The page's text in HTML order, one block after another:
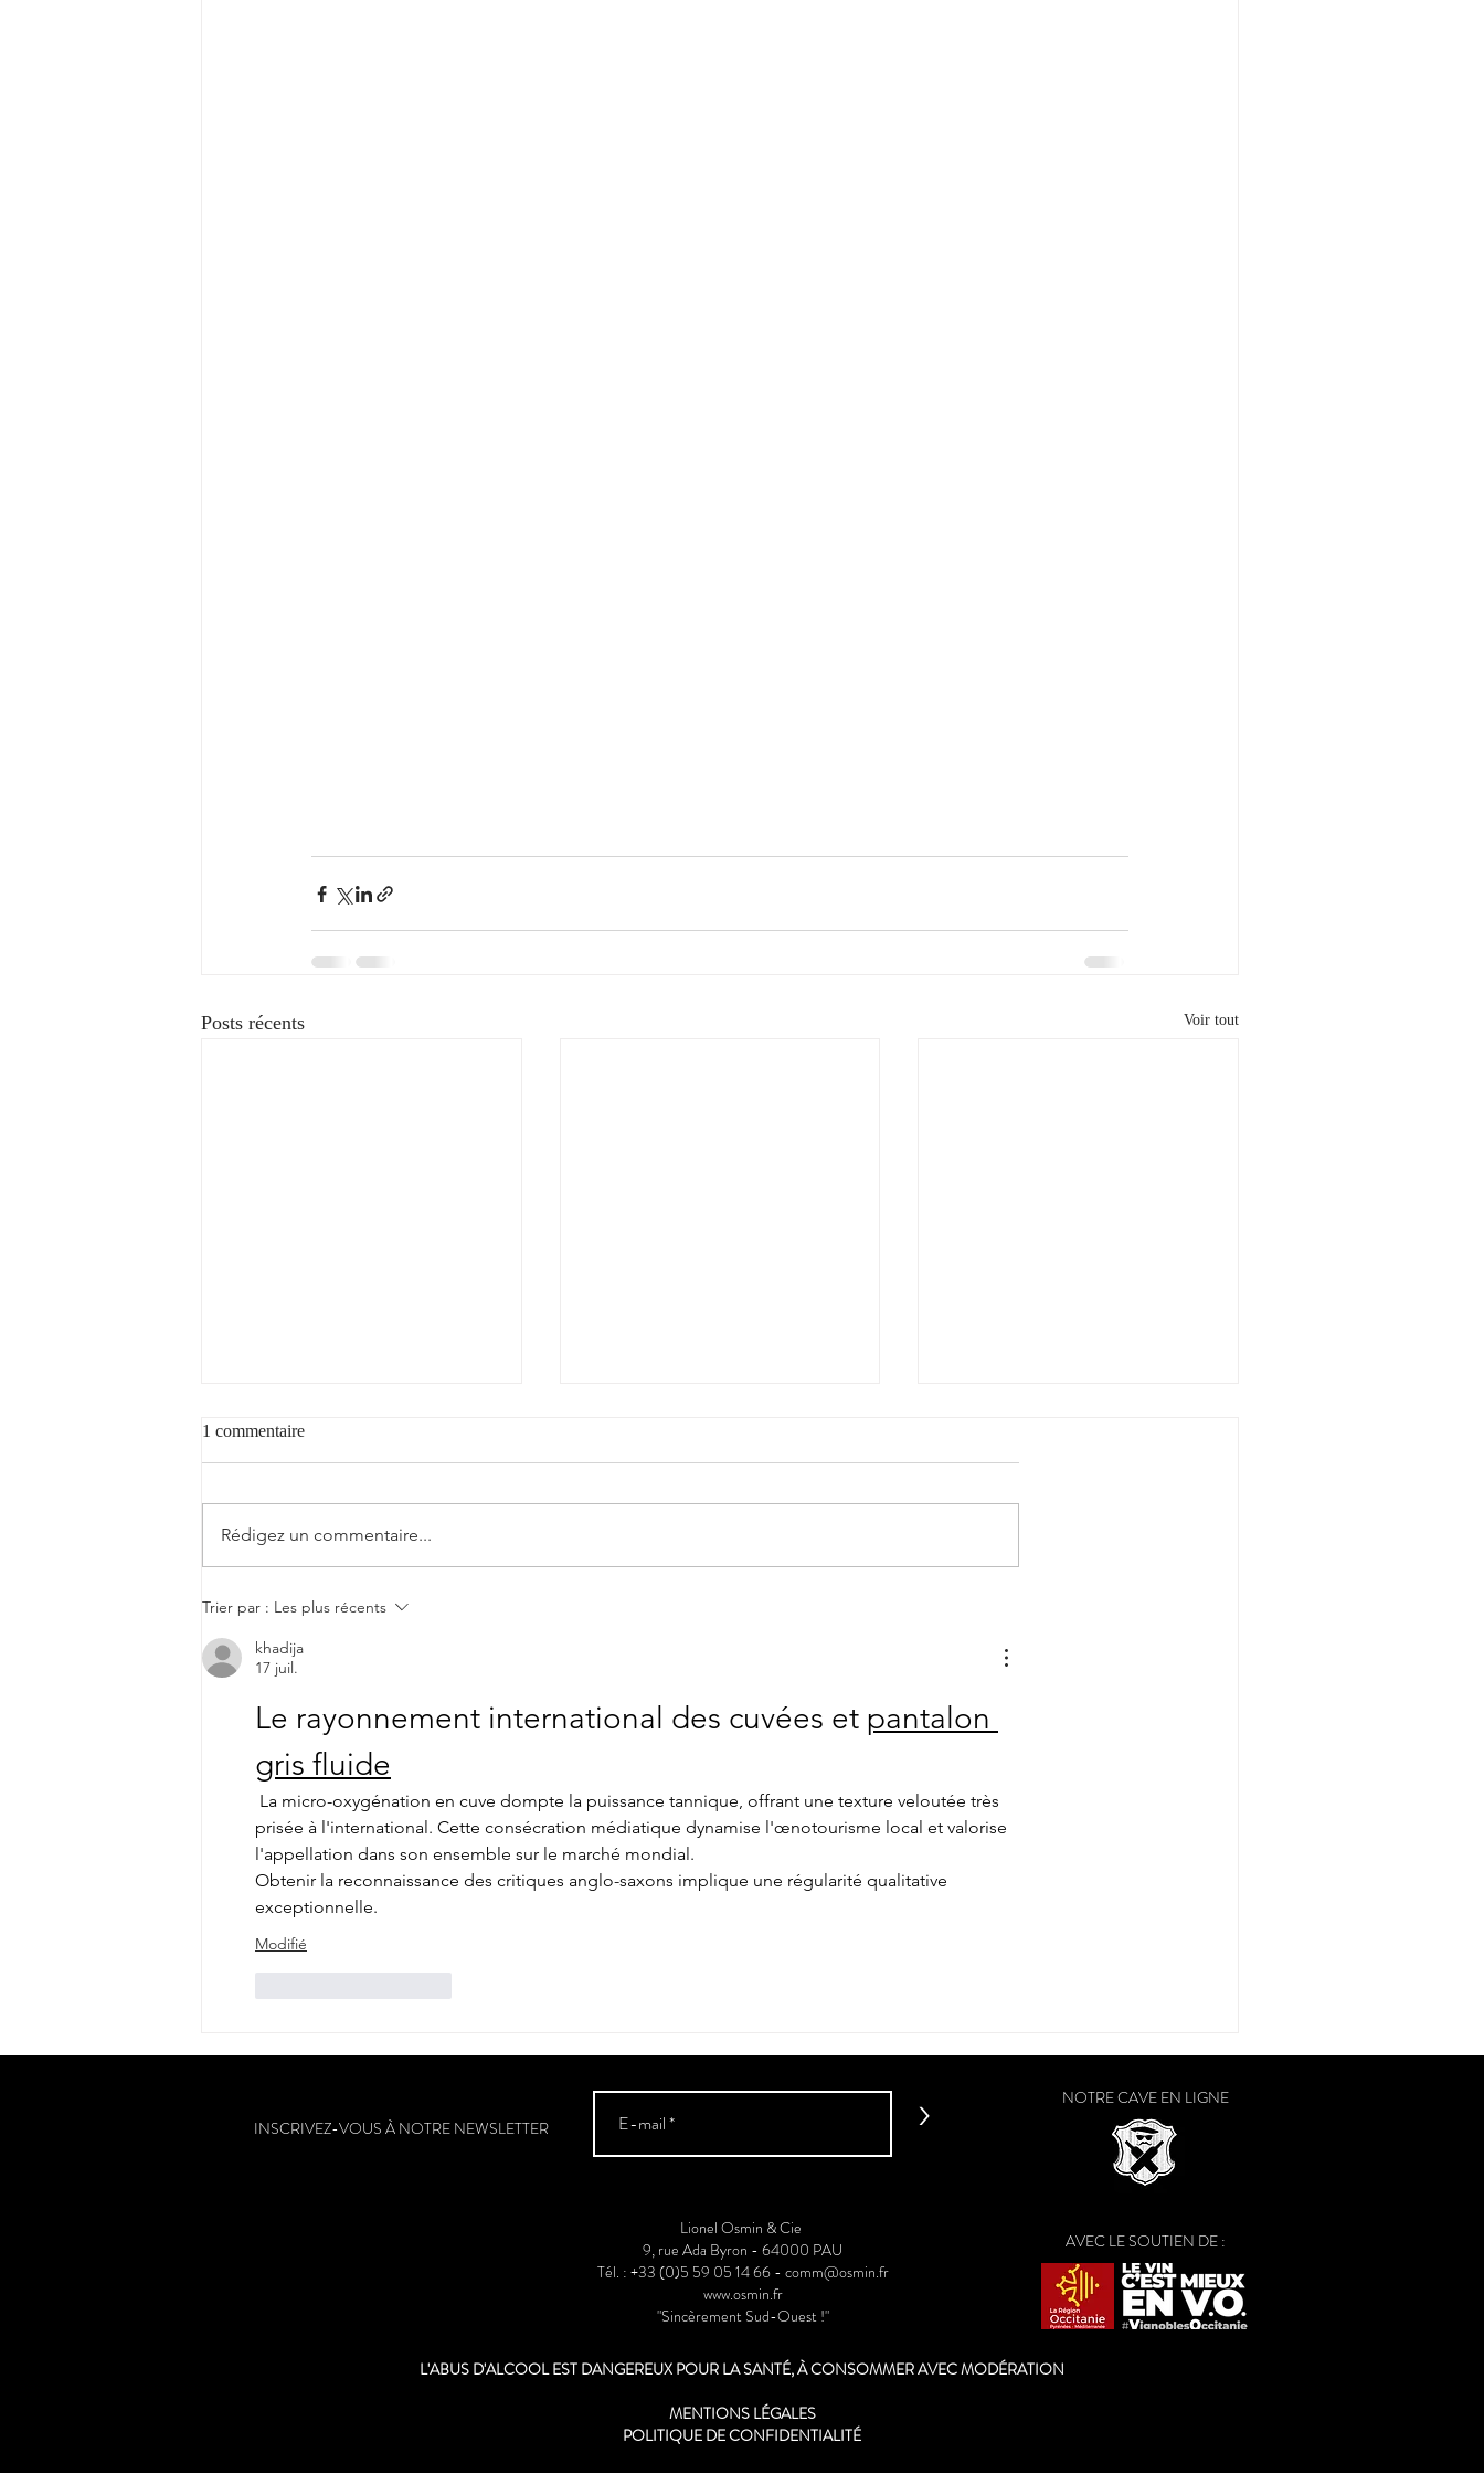
Posts récents Voir tout
"Cantèra"
1 commentaire
Rédigez un commentaire...
Trier par : Les plus récents
khadija
17 juil.
Le rayonnement international des cuvées et pantalon
gris fluide
La micro-oxygénation en cuve dompte la puissance tannique, offrant une texture veloutée très
prisée à l'international. Cette consécration médiatique dynamise l'œnotourisme local et valorise
l'appellation dans son ensemble sur le marché mondial.
Obtenir la reconnaissance des critiques anglo-saxons implique une régularité qualitative
exceptionnelle.
Modifié
INSCRIVEZ-VOUS À NOTRE NEWSLETTER >
Lionel Osmin & Cie
9, rue Ada Byron - 64000 PAU
Tél. : +33 (0)5 59 05 14 66 - comm@osmin.fr
www.osmin.fr
"Sincèrement Sud-Ouest !"
NOTRE CAVE EN LIGNE
AVEC LE SOUTIEN DE :
L'ABUS D'ALCOOL EST DANGEREUX POUR LA SANTÉ, À CONSOMMER AVEC MODÉRATION
MENTIONS LÉGALES
POLITIQUE DE CONFIDENTIALITÉ